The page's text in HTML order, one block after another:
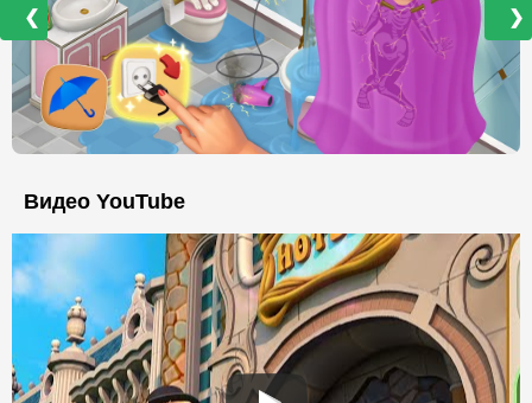
❮ ❯
Видео YouTube